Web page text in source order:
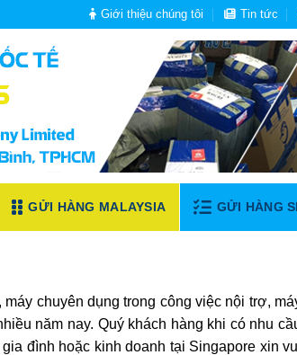
Giới thiệu chúng tôi Tin tức
GỬI HÀNG MALAYSIA GỬI HÀNG
chuyên dụng trong công việc nội trợ,
năm nay. Quý khách hàng khi có nhu
đình hoặc kinh doanh tại Singapore xin